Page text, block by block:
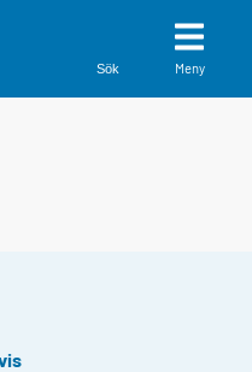
Sök Meny